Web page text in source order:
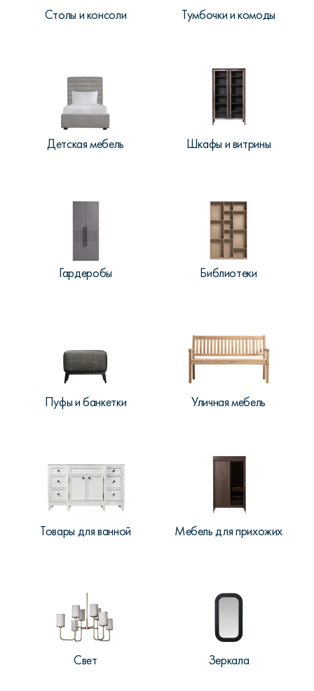
Столы и консоли Тумбочки и комоды
Детская мебель Шкафы и витрины
Гардеробы Библиотеки
Пуфы и банкетки Уличная мебель
Товары для ванной Мебель для прихожих
Свет Зеркала